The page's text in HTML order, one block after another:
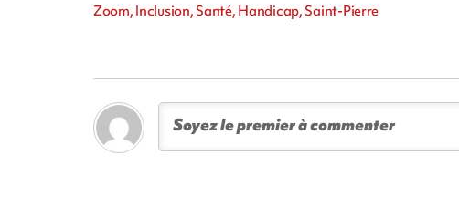
Zoom, Inclusion, Santé, Handicap, Saint-Pierre